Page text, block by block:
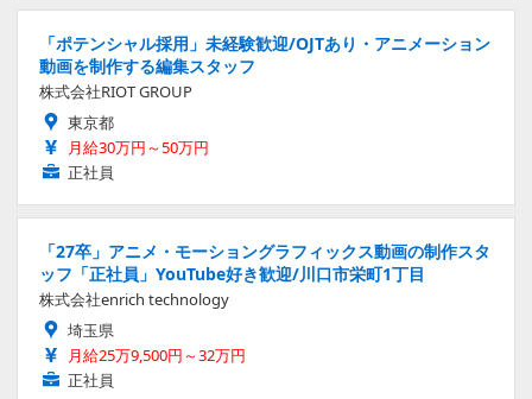
「ポテンシャル採用」未経験歓迎/OJTあり・アニメーション
動画を制作する編集スタッフ
株式会社RIOT GROUP
東京都
月給30万円～50万円
正社員
「27卒」アニメ・モーショングラフィックス動画の制作スタ
ッフ「正社員」YouTube好き歓迎/川口市栄町1丁目
株式会社enrich technology
埼玉県
月給25万9,500円～32万円
正社員